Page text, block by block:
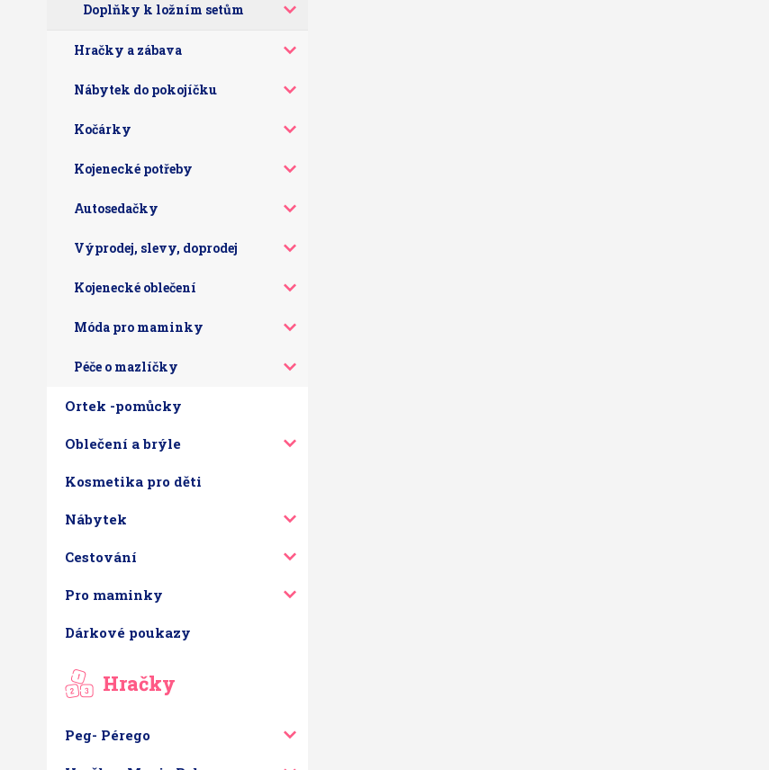
Doplňky k ložním setům
Hračky a zábava
Nábytek do pokojíčku
Kočárky
Kojenecké potřeby
Autosedačky
Výprodej, slevy, doprodej
Kojenecké oblečení
Móda pro maminky
Péče o mazlíčky
Ortek -pomůcky
Oblečení a brýle
Kosmetika pro děti
Nábytek
Cestování
Pro maminky
Dárkové poukazy
Hračky
Peg- Pérego